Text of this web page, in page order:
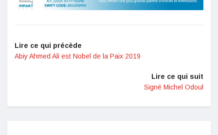
Lire ce qui précède
Abiy Ahmed Ali est Nobel de la Paix 2019
Lire ce qui suit
Signé Michel Odoul